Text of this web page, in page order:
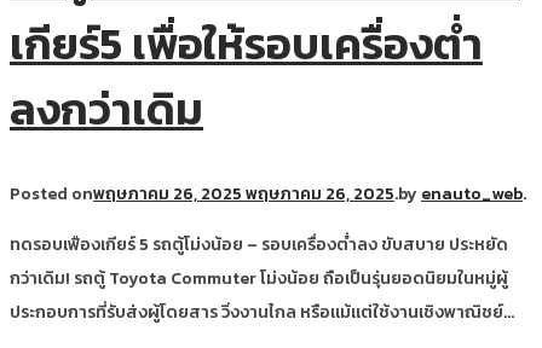
เกียร์5 เพื่อให้รอบเครื่องต่ำ
ลงกว่าเดิม
Posted onพฤษภาคม 26, 2025พฤษภาคม 26, 2025.by enauto_web.
ทดรอบเฟืองเกียร์ 5 รถตู้โม่งน้อย – รอบเครื่องต่ำลง ขับสบาย ประหยัด
กว่าเดิม! รถตู้ Toyota Commuter โม่งน้อย ถือเป็นรุ่นยอดนิยมในหมู่ผู้
ประกอบการที่รับส่งผู้โดยสาร วิ่งงานไกล หรือแม้แต่ใช้งานเชิงพาณิชย์…